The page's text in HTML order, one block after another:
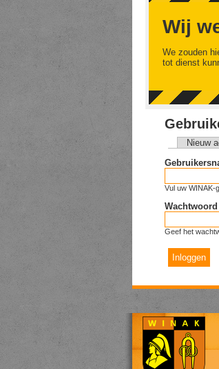
Wij
We zouden
tot dienst
Primaire
Nieuw
Vul uw WINAK-
Wachtwoord
Geef het